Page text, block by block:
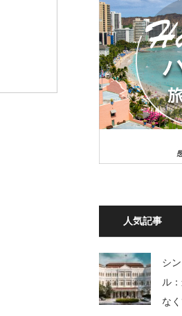
人気記事
シ
ル
な